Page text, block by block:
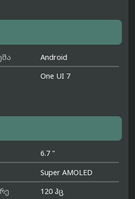
Android
One UI 7
6.7 "
Super AMOLED
120 ჰც